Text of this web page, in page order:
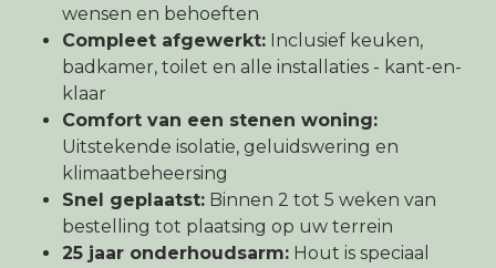
wensen en behoeften
Compleet afgewerkt: Inclusief keuken,
badkamer, toilet en alle installaties - kant-en-
klaar
Comfort van een stenen woning:
Uitstekende isolatie, geluidswering en
klimaatbeheersing
Snel geplaatst: Binnen 2 tot 5 weken van
bestelling tot plaatsing op uw terrein
25 jaar onderhoudsarm: Hout is speciaal